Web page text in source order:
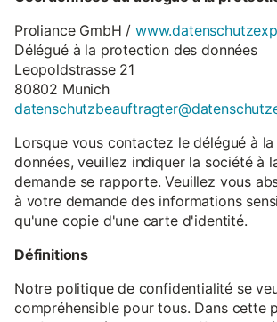
Proliance GmbH /
Délégué à la protection des données
Leopoldstrasse 21
80802 Munich
Lorsque vous contactez le délégué à
données, veuillez indiquer la société à
demande se rapporte. Veuillez vous
à votre demande des informations
qu'une copie d'une carte d'identité.
Définitions
Notre politique de confidentialité se
compréhensible pour tous. Dans cette